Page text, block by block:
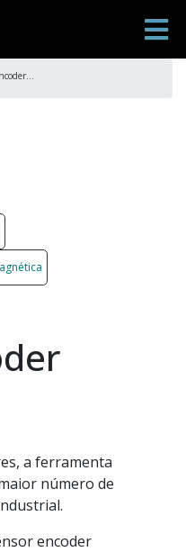
Sensor encoder incremental
a ferramenta
número de
encoder